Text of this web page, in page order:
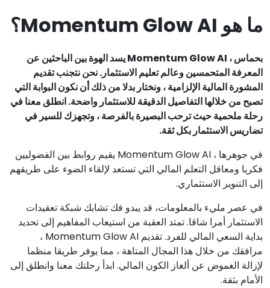
ما هو Momentum Glow AI؟
بحماس ، Momentum Glow AI يسد الهوة بين الباحثين عن
المعرفة المتحمسين وعالم تعليم الاستثمار. نحن نتجنب تقديم
المشورة المالية الإلزامية ، ونختار بدلا من ذلك أن نكون البوابة التي
تصبح من خلالها التفاصيل الدقيقة للاستثمار واضحة. انطلق معنا في
رحلة ملحمية حيث ترحب البصيرة بالفرصة ، وتجهزك للسير في
تضاريس الاستثمار بكل ثقة.
في جوهرها ، Momentum Glow AI يقيم روابط بين الفضوليين
فكريا ومعاقل التعلم المالي التي تستعد لإلقاء الضوء على طريقهم
إلى التنوير الاستثماري.
في عصر مليء بالمعلومات، قد يبدو فك تشابك شبكة تعقيدات
الاستثمار أمرا شاقا. تمتد العقبة من استيعاب المفاهيم إلى تحديد
بداية السعي المالي للفرد. تقديم Momentum Glow AI ،
مرافقك من خلال هذا المجال المتاهة ، مما يوفر طريقا منظما
لإزالة الغموض عن ألغاز الكون المالي. ابدأ رحلتك معنا وانطلق إلى
الأمام بثقة.